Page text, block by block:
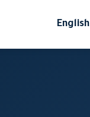
English